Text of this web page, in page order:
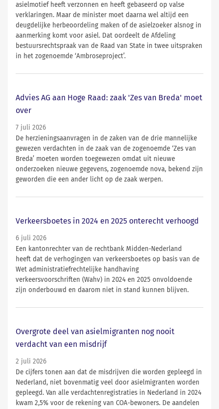
asielmotief heeft verzonnen en heeft gebaseerd op valse
verklaringen. Maar de minister moet daarna wel altijd een
deugdelijke herbeoordeling maken of de asielzoeker alsnog in
aanmerking komt voor asiel. Dat oordeelt de Afdeling
bestuursrechtspraak van de Raad van State in twee uitspraken
in het zogenoemde ‘Ambroseproject’.
Advies AG aan Hoge Raad: zaak 'Zes van Breda' moet
over
7 juli 2026
De herzieningsaanvragen in de zaken van de drie mannelijke
gewezen verdachten in de zaak van de zogenoemde ‘Zes van
Breda’ moeten worden toegewezen omdat uit nieuwe
onderzoeken nieuwe gegevens, zogenoemde nova, bekend zijn
geworden die een ander licht op de zaak werpen.
Verkeersboetes in 2024 en 2025 onterecht verhoogd
6 juli 2026
Een kantonrechter van de rechtbank Midden-Nederland
heeft dat de verhogingen van verkeersboetes op basis van de
Wet administratiefrechtelijke handhaving
verkeersvoorschriften (Wahv) in 2024 en 2025 onvoldoende
zijn onderbouwd en daarom niet in stand kunnen blijven.
Overgrote deel van asielmigranten nog nooit
verdacht van een misdrijf
2 juli 2026
De cijfers tonen aan dat de misdrijven die worden gepleegd in
Nederland, niet bovenmatig veel door asielmigranten worden
gepleegd. Van alle verdachtenregistraties in Nederland in 2024
kwam 2,5% voor de rekening van COA-bewoners. De aandelen